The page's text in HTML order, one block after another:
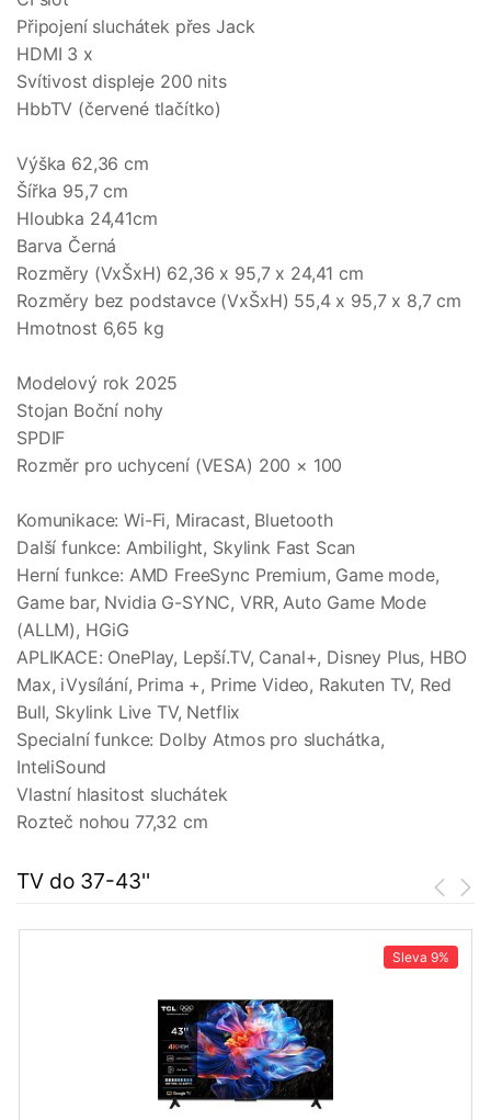
Připojení sluchátek přes Jack
HDMI 3 x
Svítivost displeje 200 nits
HbbTV (červené tlačítko)
Výška 62,36 cm
Šířka 95,7 cm
Hloubka 24,41cm
Barva Černá
Rozměry (VxŠxH) 62,36 x 95,7 x 24,41 cm
Rozměry bez podstavce (VxŠxH) 55,4 x 95,7 x 8,7 cm
Hmotnost 6,65 kg
Modelový rok 2025
Stojan Boční nohy
SPDIF
Rozměr pro uchycení (VESA) 200 × 100
Komunikace: Wi-Fi, Miracast, Bluetooth
Další funkce: Ambilight, Skylink Fast Scan
Herní funkce: AMD FreeSync Premium, Game mode,
Game bar, Nvidia G-SYNC, VRR, Auto Game Mode
(ALLM), HGiG
APLIKACE: OnePlay, Lepší.TV, Canal+, Disney Plus, HBO
Max, iVysílání, Prima +, Prime Video, Rakuten TV, Red
Bull, Skylink Live TV, Netflix
Specialní funkce: Dolby Atmos pro sluchátka,
InteliSound
Vlastní hlasitost sluchátek
Rozteč nohou 77,32 cm
TV do 37-43''
Sleva 9%